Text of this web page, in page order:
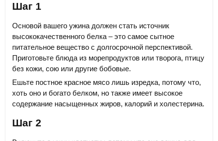
Шаг 1
Основой вашего ужина должен стать источник
высококачественного белка – это самое сытное
питательное вещество с долгосрочной перспективой.
Приготовьте блюда из морепродуктов или творога, птицу
без кожи, сою или другие бобовые.
Ешьте постное красное мясо лишь изредка, потому что,
хоть оно и богато белком, но также имеет высокое
содержание насыщенных жиров, калорий и холестерина.
Шаг 2